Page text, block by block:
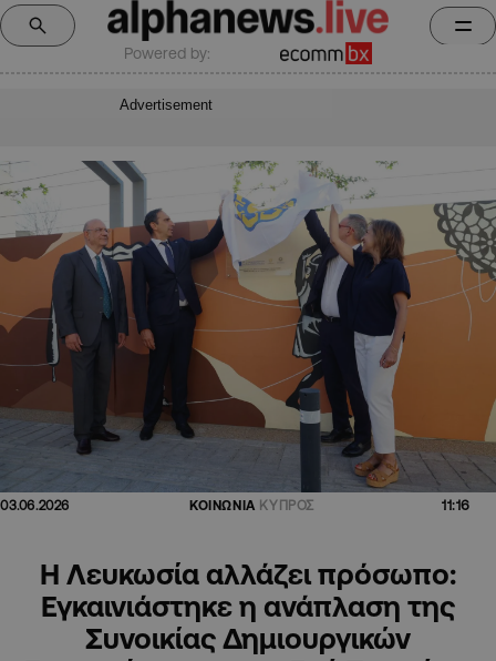
Powered by:
Advertisement
03.06.2026 ΚΟΙΝΩΝΙΑ ΚΥΠΡΟΣ 11:16
Η Λευκωσία αλλάζει πρόσωπο:
Εγκαινιάστηκε η ανάπλαση της
Συνοικίας Δημιουργικών